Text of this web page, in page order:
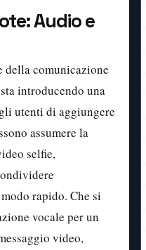
Audio e
della comunicazione
introducendo una
utenti di aggiungere
assumere la
selfie,
rapido. Che si
vocale per un
video,